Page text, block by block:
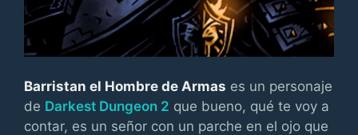
Barristan el Hombre de Armas es un personaje
de Darkest Dungeon 2 que bueno, qué te voy a
contar, es un señor con un parche en el ojo que